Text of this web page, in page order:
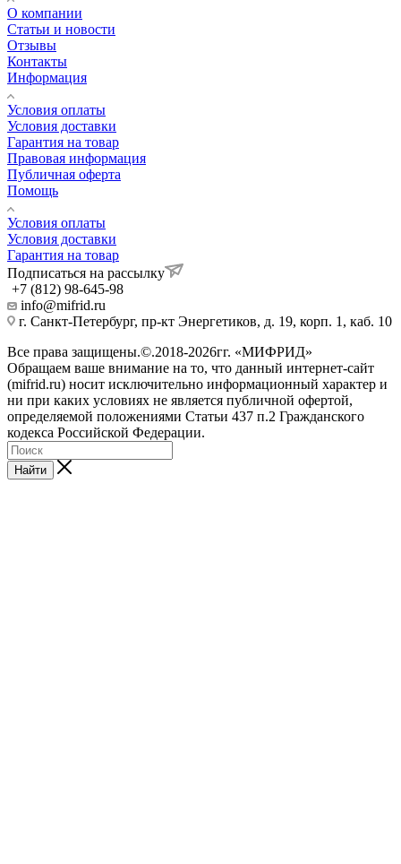
О компании
Статьи и новости
Отзывы
Контакты
Информация
Условия оплаты
Условия доставки
Гарантия на товар
Правовая информация
Публичная оферта
Помощь
Условия оплаты
Условия доставки
Гарантия на товар
Подписаться на рассылку
+7 (812) 98-645-98
info@mifrid.ru
г. Санкт-Петербург, пр-кт Энергетиков, д. 19, корп. 1, каб. 10
Все права защищены.©.2018-2026гг. «МИФРИД»
Обращаем ваше внимание на то, что данный интернет-сайт
(mifrid.ru) носит исключительно информационный характер и
ни при каких условиях не является публичной офертой,
определяемой положениями Статьи 437 п.2 Гражданского
кодекса Российской Федерации.
Найти